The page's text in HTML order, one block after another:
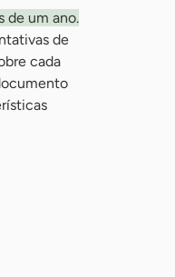
de um ano.
de
cada